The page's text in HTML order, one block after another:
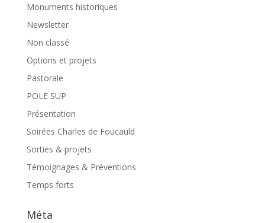
Monuments historiques
Newsletter
Non classé
Options et projets
Pastorale
POLE SUP
Présentation
Soirées Charles de Foucauld
Sorties & projets
Témoignages & Préventions
Temps forts
Méta